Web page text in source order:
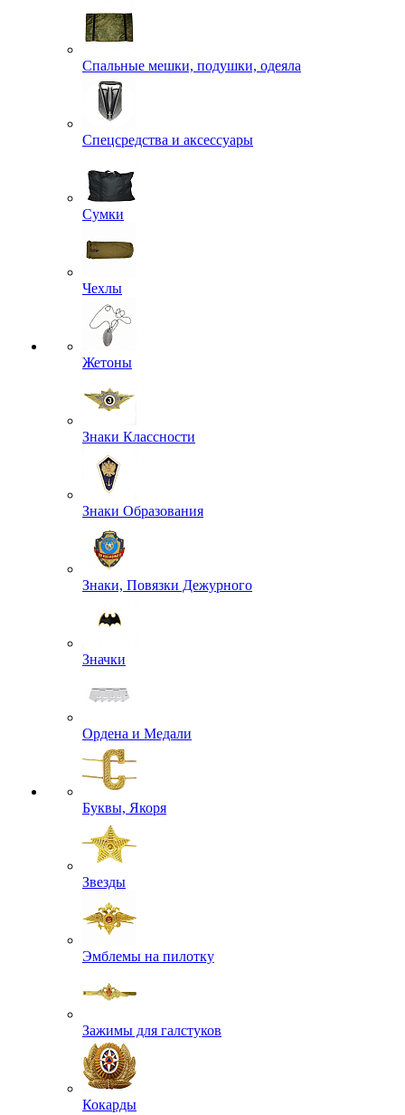
Спальные мешки, подушки, одеяла
Спецсредства и аксессуары
Сумки
Чехлы
Жетоны
Знаки Классности
Знаки Образования
Знаки, Повязки Дежурного
Значки
Ордена и Медали
Буквы, Якоря
Звезды
Эмблемы на пилотку
Зажимы для галстуков
Кокарды